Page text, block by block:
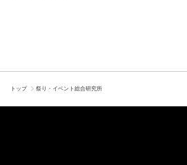
トップ 祭り・イベント総合研究所